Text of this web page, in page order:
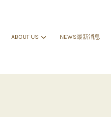
ABOUT US NEWS最新消息